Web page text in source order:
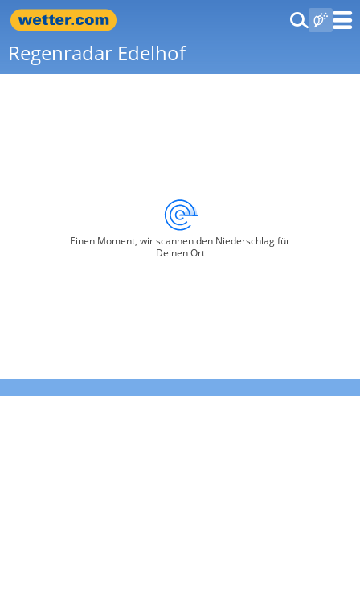
Regenradar Edelhof
Einen Moment, wir scannen den Niederschlag für
Deinen Ort